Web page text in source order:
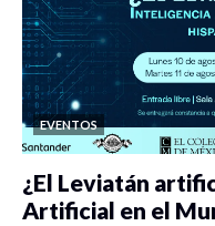
EVENTOS
¿El Leviatán
Artificial en el